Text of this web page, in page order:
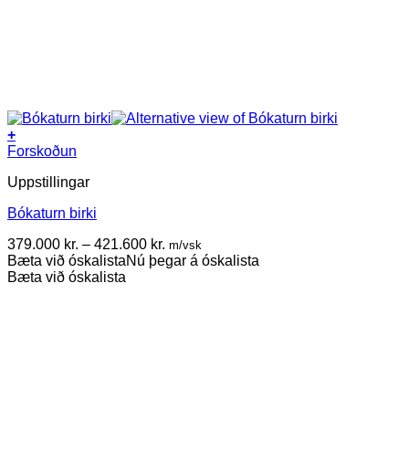
+
This
has
variants.
options
may
be
Forskoðun
Uppstillingar
Bókaturn birki
379.000 kr. – 421.600 kr. Price
range:
m/vsk
Bæta við óskalistaNú þegar á óskalista
Bæta við óskalista